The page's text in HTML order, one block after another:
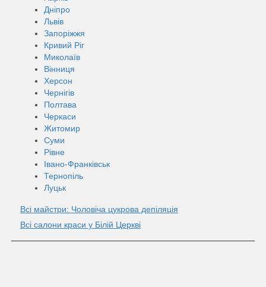
Дніпро
Львів
Запоріжжя
Кривий Ріг
Миколаїв
Вінниця
Херсон
Чернігів
Полтава
Черкаси
Житомир
Суми
Рівне
Івано-Франківськ
Тернопіль
Луцьк
Всі майстри: Чоловіча цукрова депіляція
Всі салони краси у Білій Церкві